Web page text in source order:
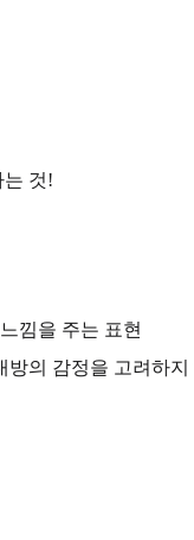
는 것!
낌을 주는 표현
의 감정을 고려하지